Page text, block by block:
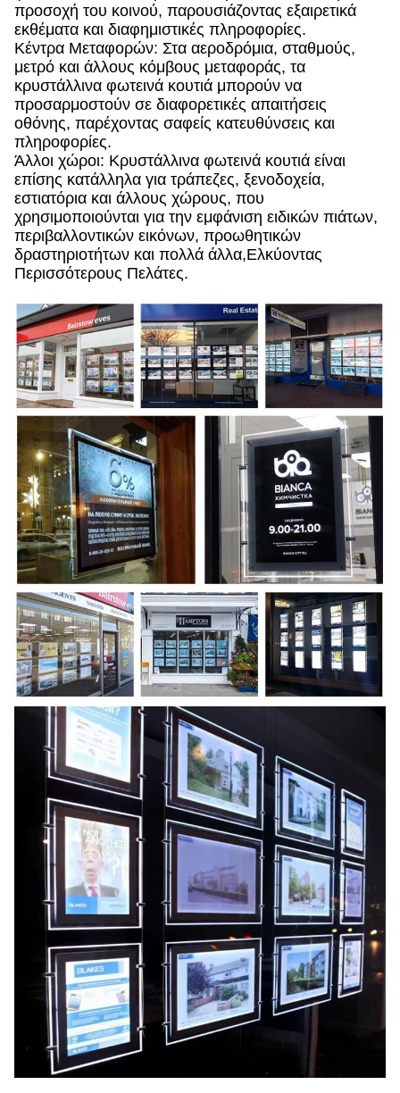
προσοχή του κοινού, παρουσιάζοντας εξαιρετικά
εκθέματα και διαφημιστικές πληροφορίες.
Κέντρα Μεταφορών: Στα αεροδρόμια, σταθμούς,
μετρό και άλλους κόμβους μεταφοράς, τα
κρυστάλλινα φωτεινά κουτιά μπορούν να
προσαρμοστούν σε διαφορετικές απαιτήσεις
οθόνης, παρέχοντας σαφείς κατευθύνσεις και
πληροφορίες.
Άλλοι χώροι: Κρυστάλλινα φωτεινά κουτιά είναι
επίσης κατάλληλα για τράπεζες, ξενοδοχεία,
εστιατόρια και άλλους χώρους, που
χρησιμοποιούνται για την εμφάνιση ειδικών πιάτων,
περιβαλλοντικών εικόνων, προωθητικών
δραστηριοτήτων και πολλά άλλα,Ελκύοντας
Περισσότερους Πελάτες.